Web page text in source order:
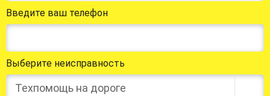
Введите ваш телефон
Выберите неисправность
Техпомощь на дороге